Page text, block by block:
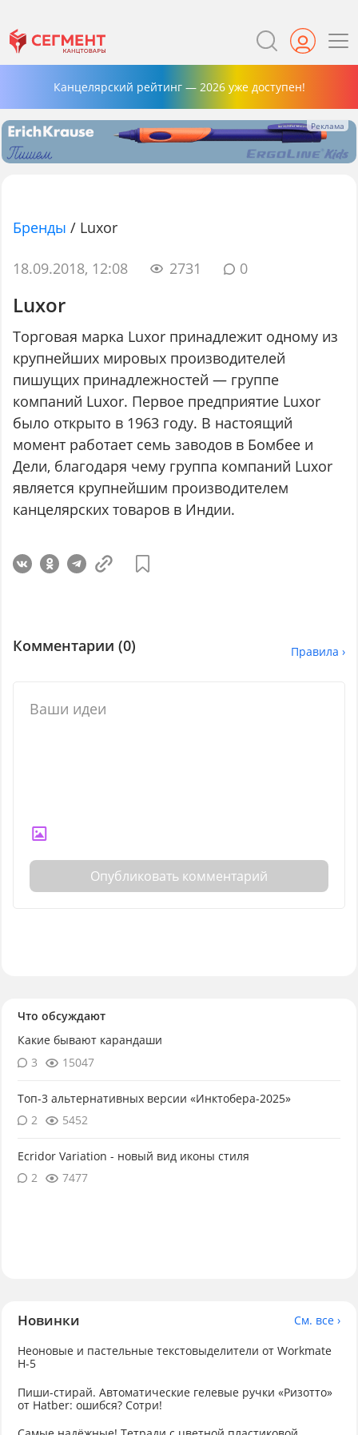
Канцелярский рейтинг — 2026 уже доступен!
Бренды / Luxor
18.09.2018, 12:08 2731 0
Luxor
Торговая марка Luxor принадлежит одному из
крупнейших мировых производителей
пишущих принадлежностей — группе
компаний Luxor. Первое предприятие Luxor
было открыто в 1963 году. В настоящий
момент работает семь заводов в Бомбее и
Дели, благодаря чему группа компаний Luxor
является крупнейшим производителем
канцелярских товаров в Индии.
Комментарии (0) Правила ›
Опубликовать комментарий
Что обсуждают
Какие бывают карандаши
3
15047
Топ-3 альтернативных версии «Инктобера-2025»
2
5452
Ecridor Variation - новый вид иконы стиля
2
7477
Новинки
См. все ›
Неоновые и пастельные текстовыделители от Workmate
H-5
Пиши-стирай. Автоматические гелевые ручки «Ризотто»
от Hatber: ошибся? Сотри!